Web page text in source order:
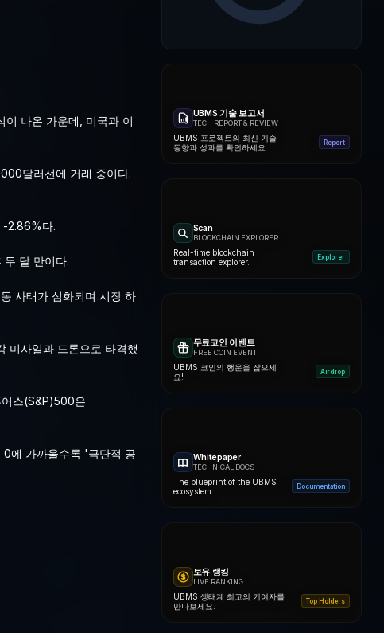
나온 가운데, 미국과 이
달러선에 거래 중이다.
-2.86%다.
달 만이다.
사태가 심화되며 시장 하
미사일과 드론으로 타격했
스(S&P)500은
에 가까울수록 '극단적 공
UBMS 기술 보고서
TECH REPORT & REVIEW
UBMS 프로젝트의 최신 기술
동향과 성과를 확인하세요.
Report
Scan
BLOCKCHAIN EXPLORER
Real-time blockchain
transaction explorer.
Explorer
무료코인 이벤트
FREE COIN EVENT
UBMS 코인의 행운을 잡으세
요!
Airdrop
Whitepaper
TECHNICAL DOCS
The blueprint of the UBMS
ecosystem.
Documentation
보유 랭킹
LIVE RANKING
UBMS 생태계 최고의 기여자를
만나보세요.
Top Holders